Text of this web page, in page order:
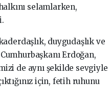
selamlarken,
duygudaşlık ve
Erdoğan,
de aynı şekilde sevgiyle
için, fetih ruhunu